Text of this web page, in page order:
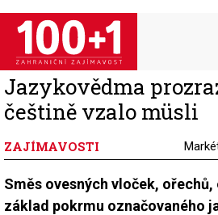
Přejít
hlavnímu
obsahu
Jazykovědma
češtině vzalo müsli
ZAJÍMAVOSTI
Směs ovesných vloček,
základ pokrmu označovaného